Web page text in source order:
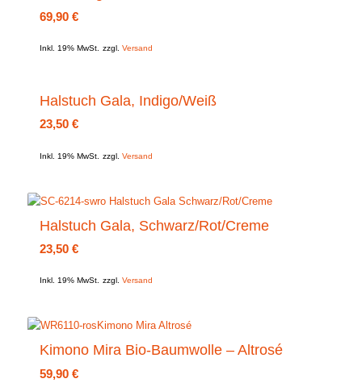
69,90 €
Inkl. 19% MwSt. zzgl. Versand
Halstuch Gala, Indigo/Weiß
23,50 €
Inkl. 19% MwSt. zzgl. Versand
Halstuch Gala, Schwarz/Rot/Creme
23,50 €
Inkl. 19% MwSt. zzgl. Versand
Kimono Mira Bio-Baumwolle – Altrosé
59,90 €